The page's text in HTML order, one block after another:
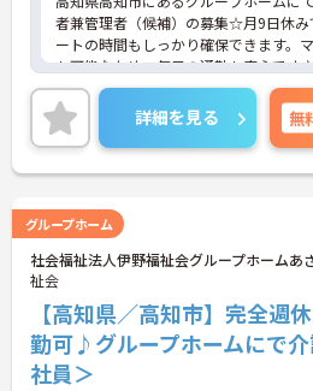
者兼管理者（候補）の募集☆月9日休み
ートの時間もしっかり確保できます。
も可能なため、毎日の通勤も安心です
る方には、面接対策ポイントなど、さ
案内しますのでお気軽にご相談くださ
詳細を見る 無
グループホーム
社会福祉法人伊野福祉会グループホームあ
祉会
【高知県／高知市】完全週
勤可♪グループホームにで
社員＞